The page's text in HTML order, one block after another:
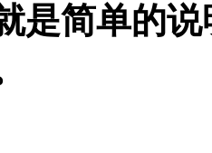
是简单的说